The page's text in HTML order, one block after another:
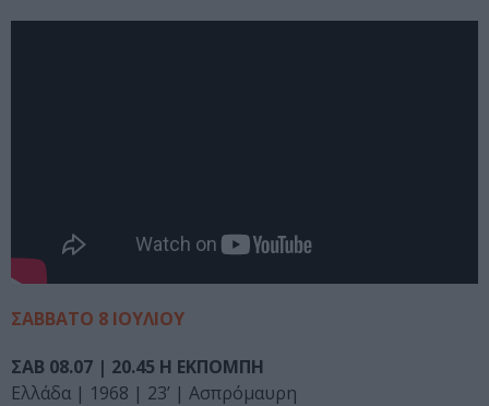
ΣΑΒΒΑΤΟ 8 ΙΟΥΛΙΟΥ
ΣΑΒ 08.07 | 20.45 Η ΕΚΠΟΜΠΗ
Ελλάδα | 1968 | 23’ | Ασπρόμαυρη